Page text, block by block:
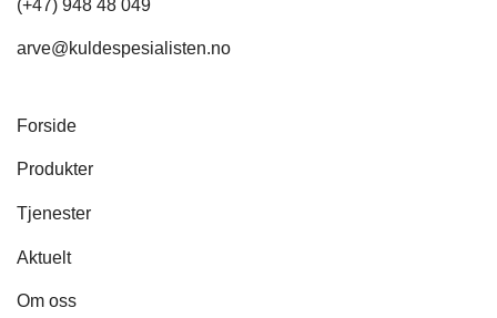
(+47) 948 48 049
arve@kuldespesialisten.no
Forside
Produkter
Tjenester
Aktuelt
Om oss